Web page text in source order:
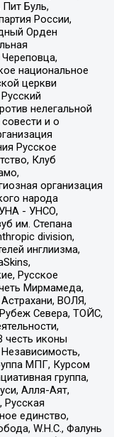
Буль,
России,
Орден
национальное
церкви
нелегальной
и о
Русское
Клуб
организация
народа
- УНСО,
им. Степана
division,
инглиизма,
Русское
Мирмамеда,
ВОЛЯ,
Севера, ТОЙС,
честь иконы
МПГ, Курсом
группа,
Алля-Аят,
Русская
единство,
W.H.С., Фалунь